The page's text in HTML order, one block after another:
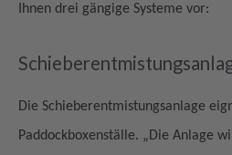
Ihnen drei gängige Systeme vor:
Die Schieberentmistungsanlage
Paddockboxenställe. „Die Anlage